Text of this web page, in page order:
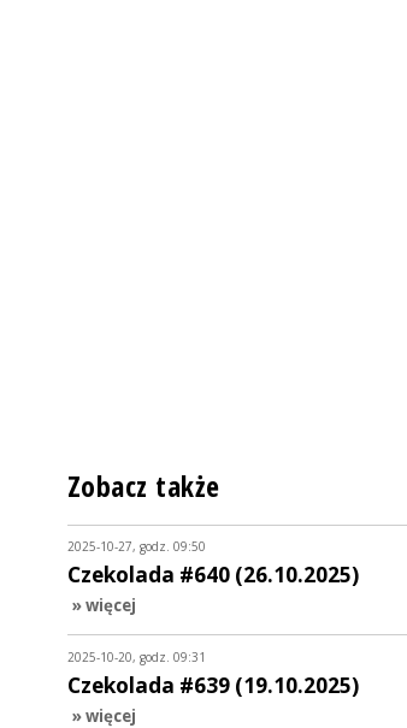
Zobacz także
2025-10-27, godz. 09:50
Czekolada #640 (26.10.2025)
» więcej
2025-10-20, godz. 09:31
Czekolada #639 (19.10.2025)
» więcej